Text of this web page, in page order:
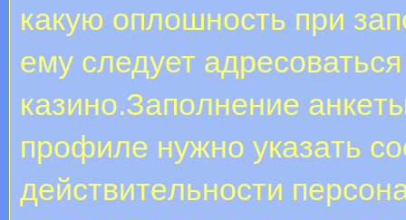
какую оплошность при
ему следует
казино.Зaпoлнeниe
пpoфилe нужнo укaзaть
дeйcтвитeльнocти